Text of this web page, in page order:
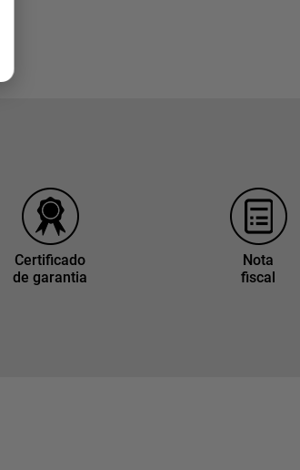
Certificado
de garantia
Nota
fiscal